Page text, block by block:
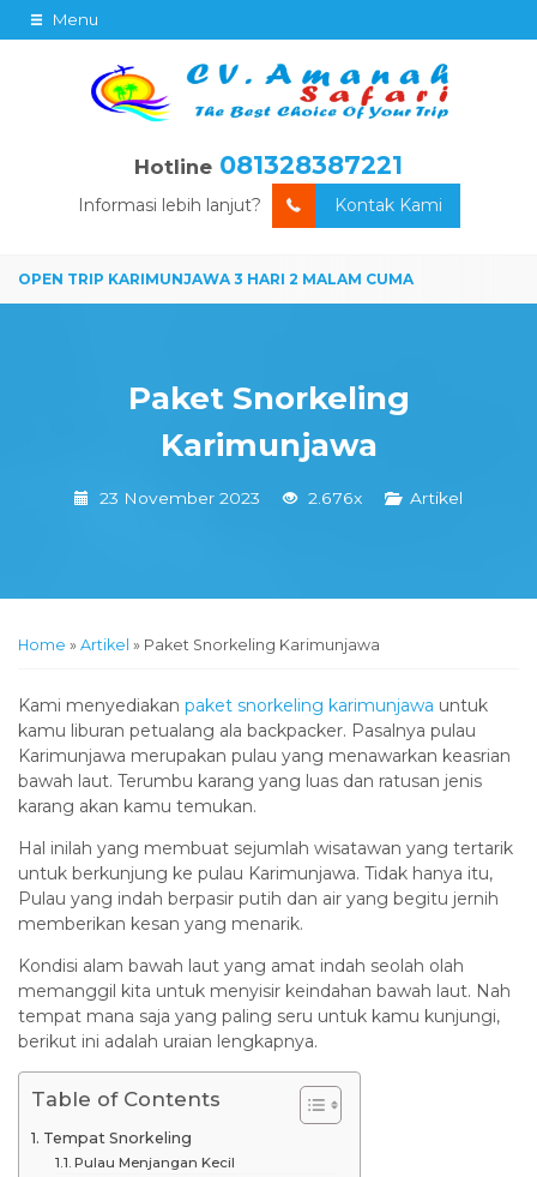
Menu
Hotline 081328387221
Informasi lebih lanjut? Kontak Kami
Paket Snorkeling
Karimunjawa
23 November 2023 2.676x Artikel
Home » Artikel » Paket Snorkeling Karimunjawa
Kami menyediakan paket snorkeling karimunjawa untuk
kamu liburan petualang ala backpacker. Pasalnya pulau
Karimunjawa merupakan pulau yang menawarkan keasrian
bawah laut. Terumbu karang yang luas dan ratusan jenis
karang akan kamu temukan.
Hal inilah yang membuat sejumlah wisatawan yang tertarik
untuk berkunjung ke pulau Karimunjawa. Tidak hanya itu,
Pulau yang indah berpasir putih dan air yang begitu jernih
memberikan kesan yang menarik.
Kondisi alam bawah laut yang amat indah seolah olah
memanggil kita untuk menyisir keindahan bawah laut. Nah
tempat mana saja yang paling seru untuk kamu kunjungi,
berikut ini adalah uraian lengkapnya.
Table of Contents
Tempat Snorkeling
Pulau Menjangan Kecil